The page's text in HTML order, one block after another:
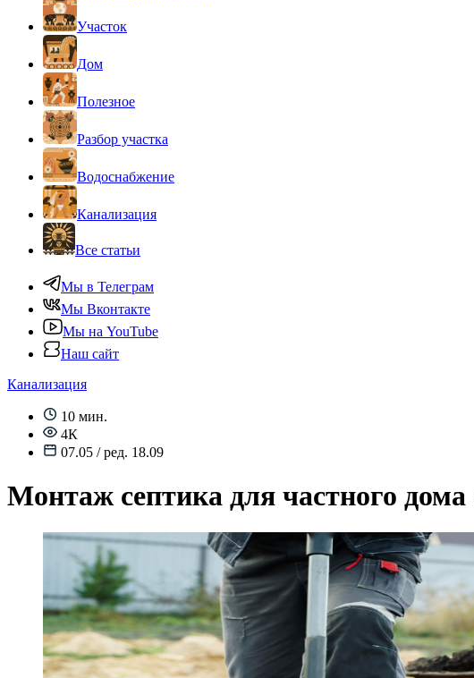
Участок
Дом
Полезное
Разбор участка
Водоснабжение
Канализация
Все статьи
Мы в Телеграм
Мы Вконтакте
Мы на YouTube
Наш сайт
Канализация
10 мин.
4К
07.05 / ред. 18.09
Монтаж септика для частного